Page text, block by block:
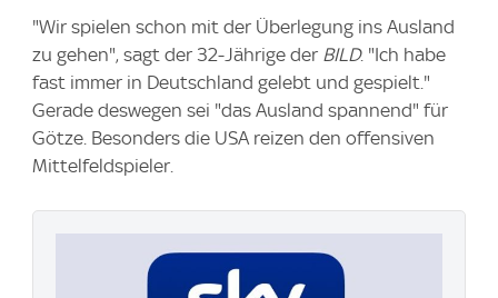
"Wir spielen schon mit der Überlegung ins Ausland
zu gehen", sagt der 32-Jährige der BILD. "Ich habe
fast immer in Deutschland gelebt und gespielt."
Gerade deswegen sei "das Ausland spannend" für
Götze. Besonders die USA reizen den offensiven
Mittelfeldspieler.